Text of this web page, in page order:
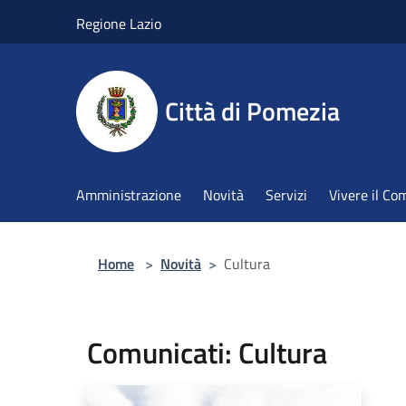
Regione Lazio
Città di Pomezia
Amministrazione Novità Servizi Vivere il
Home > Novità > Cultura
Comunicati: Cultura